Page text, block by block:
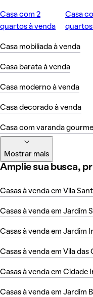
Casa com 2
quartos à venda
Casa
quartos
Casa mobiliada à venda
Casa barata à venda
Casa moderno à venda
Casa decorado à venda
Casa com varanda
Mostrar mais
Amplie sua busca,
Casas à venda em Vila
Casas à venda em Jardim
Casas à venda em Jardim
Casas à venda em Vila das
Casas à venda em Cidade
Casas à venda em Jardim